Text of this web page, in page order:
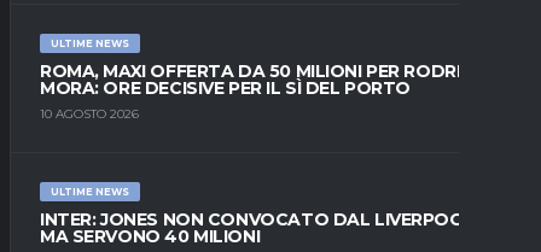
ULTIME NEWS
ROMA, MAXI OFFERTA DA 50 MILIONI PER RODRIGO
MORA: ORE DECISIVE PER IL SÌ DEL PORTO
10 AGOSTO 2026
ULTIME NEWS
INTER: JONES NON CONVOCATO DAL LIVERPOOL,
MA SERVONO 40 MILIONI